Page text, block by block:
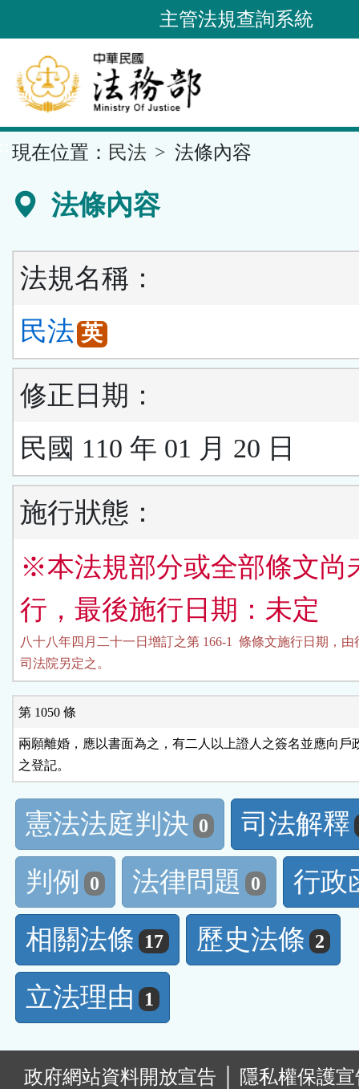
到
要
內
容
區
主管法規查詢系統
現在位置： 民法 法條內容
法條內容
法規名稱：
民法 英
修正日期：
民國 110 年 01 月 20 日
施行狀態：
※本法規部分或全部條文尚
行，最後施行日期：未定
八十八年四月二十一日增訂之第 166-1  條條文施行日期，由
司法院另定之。
第 1050 條
兩願離婚，應以書面為之，有二人以上證人之簽名並應向戶
之登記。
憲法法庭判決 0
司法解釋
判例
0 法律問題 0
行政
相關法條
17 歷史法條 2
立法理由 1
政府網站資料開放宣告
隱私權保護